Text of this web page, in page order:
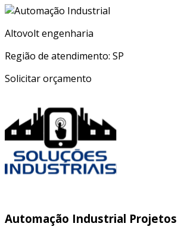
Altovolt engenharia
Região de atendimento: SP
Solicitar orçamento
Automação Industrial Projetos